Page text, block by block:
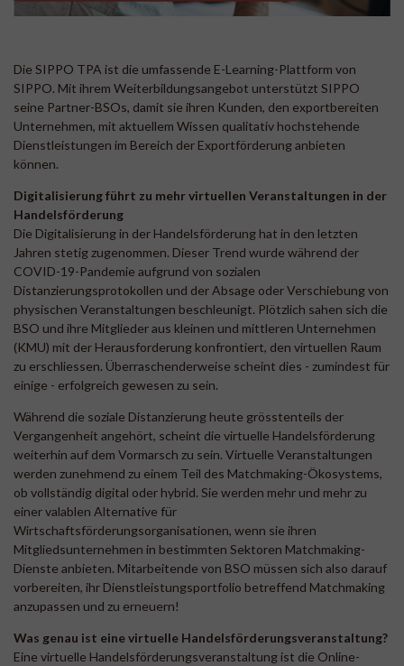
Die SIPPO TPA ist die umfassende E-Learning-Plattform von
SIPPO. Mit ihrem Weiterbildungsangebot unterstützt SIPPO
seine Partner-BSOs, damit sie ihren Kunden, den exportbereiten
Unternehmen, mit aktuellem Wissen qualitativ hochstehende
Dienstleistungen im Bereich der Exportförderung anbieten
können.
Digitalisierung führt zu mehr virtuellen Veranstaltungen in der
Handelsförderung
Die Digitalisierung in der Handelsförderung hat in den letzten
Jahren stetig zugenommen. Dieser Trend wurde während der
COVID-19-Pandemie aufgrund von sozialen
Distanzierungsprotokollen und der Absage oder Verschiebung von
physischen Veranstaltungen beschleunigt. Plötzlich sahen sich die
BSO und ihre Mitglieder aus kleinen und mittleren Unternehmen
(KMU) mit der Herausforderung konfrontiert, den virtuellen Raum
zu erschliessen. Überraschenderweise scheint dies - zumindest für
einige - erfolgreich gewesen zu sein.
Während die soziale Distanzierung heute grösstenteils der
Vergangenheit angehört, scheint die virtuelle Handelsförderung
weiterhin auf dem Vormarsch zu sein. Virtuelle Veranstaltungen
werden zunehmend zu einem Teil des Matchmaking-Ökosystems,
ob vollständig digital oder hybrid. Sie werden mehr und mehr zu
einer valablen Alternative für
Wirtschaftsförderungsorganisationen, wenn sie ihren
Mitgliedsunternehmen in bestimmten Sektoren Matchmaking-
Dienste anbieten. Mitarbeitende von BSO müssen sich also darauf
vorbereiten, ihr Dienstleistungsportfolio betreffend Matchmaking
anzupassen und zu erneuern!
Was genau ist eine virtuelle Handelsförderungsveranstaltung?
Eine virtuelle Handelsförderungsveranstaltung ist die Online-